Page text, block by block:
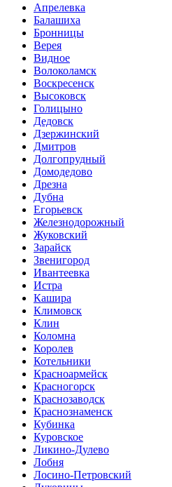
Апрелевка
Балашиха
Бронницы
Верея
Видное
Волоколамск
Воскресенск
Высоковск
Голицыно
Дедовск
Дзержинский
Дмитров
Долгопрудный
Домодедово
Дрезна
Дубна
Егорьевск
Железнодорожный
Жуковский
Зарайск
Звенигород
Ивантеевка
Истра
Кашира
Климовск
Клин
Коломна
Королев
Котельники
Красноармейск
Красногорск
Краснозаводск
Краснознаменск
Кубинка
Куровское
Ликино-Дулево
Лобня
Лосино-Петровский